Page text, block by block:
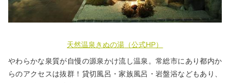
天然温泉きぬの湯 （公式HP）
やわらかな泉質が自慢の源泉かけ流し温泉。常総市にあり都内か
らのアクセスは抜群！貸切風呂・家族風呂・岩盤浴などもあり、